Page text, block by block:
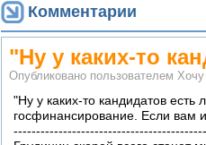
Комментарии
"Ну у каких-то
Опубликовано пользователем Хочу
"Ну у каких-то кандидатов
госфинансирование. Если вам